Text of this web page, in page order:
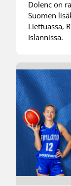
Dolenc on
Suomen
Liettuassa,
Islannissa.